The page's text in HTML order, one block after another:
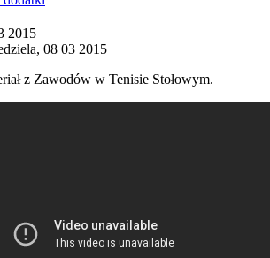
2015
08 03 2015
z Zawodów w Tenisie Stołowym.